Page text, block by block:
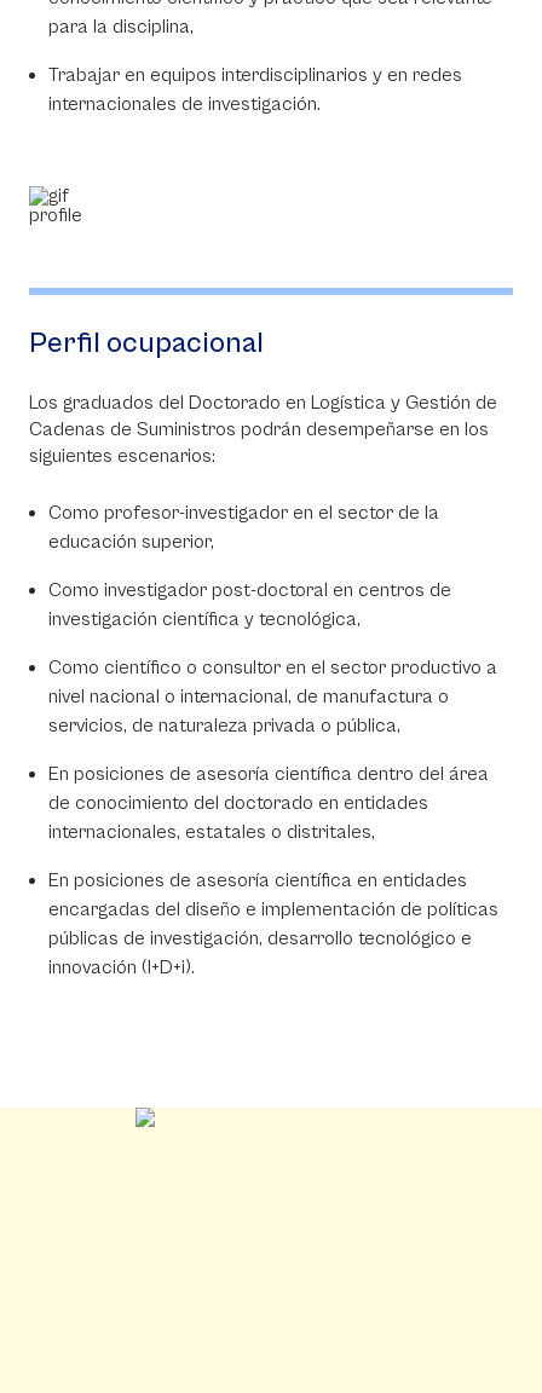
para la disciplina,
Trabajar en equipos interdisciplinarios y en redes
internacionales de investigación.
Perfil ocupacional
Los graduados del Doctorado en Logística y Gestión de
Cadenas de Suministros podrán desempeñarse en los
siguientes escenarios:
Como profesor-investigador en el sector de la
educación superior,
Como investigador post-doctoral en centros de
investigación científica y tecnológica,
Como científico o consultor en el sector productivo a
nivel nacional o internacional, de manufactura o
servicios, de naturaleza privada o pública,
En posiciones de asesoría científica dentro del área
de conocimiento del doctorado en entidades
internacionales, estatales o distritales,
En posiciones de asesoría científica en entidades
encargadas del diseño e implementación de políticas
públicas de investigación, desarrollo tecnológico e
innovación (I+D+i).